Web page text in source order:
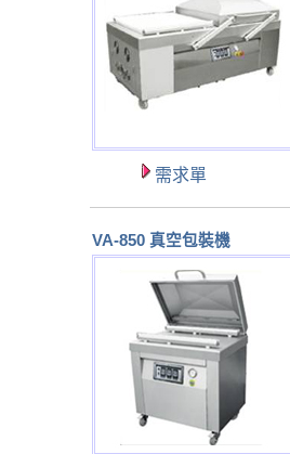
需求單
VA-850 真空包裝機